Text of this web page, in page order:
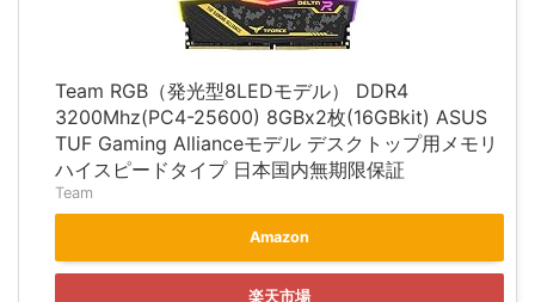
Team RGB（発光型8LEDモデル） DDR4
3200Mhz(PC4-25600) 8GBx2枚(16GBkit) ASUS
TUF Gaming Allianceモデル デスクトップ用メモリ
ハイスピードタイプ 日本国内無期限保証
Team
Amazon
楽天市場